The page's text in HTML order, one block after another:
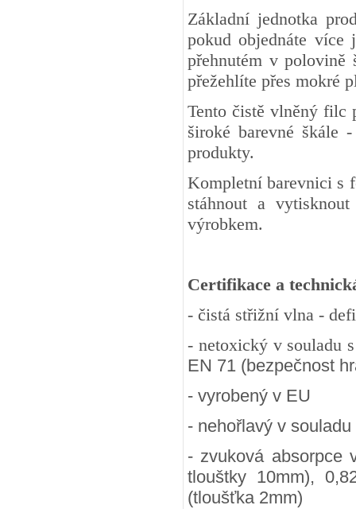
Základní jednotka
pokud objednáte více
přehnutém v
přežehlíte přes mokré
Tento čistě vlněný filc
široké barevné škále
produkty.
Kompletní barevnici s
stáhnout a
výrobkem.
Certifikace a
- čistá střižní vlna -
- netoxický v souladu
EN 71 (bezpečnost
- vyrobený v EU
- nehořlavý v
- zvuková absorpce
tlouštky 10mm),
(tloušťka 2mm)